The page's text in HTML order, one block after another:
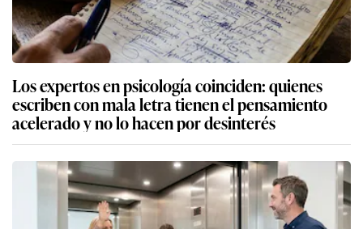
Los expertos en psicología coinciden: quienes
escriben con mala letra tienen el pensamiento
acelerado y no lo hacen por desinterés